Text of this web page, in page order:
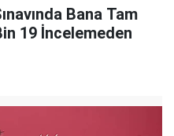
Bana Tam
19 İncelemeden